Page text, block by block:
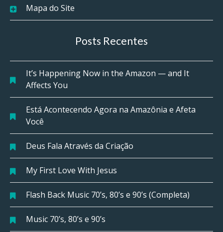
Mapa do Site
Posts Recentes
It’s Happening Now in the Amazon — and It
Affects You
Está Acontecendo Agora na Amazônia e Afeta
Você
Deus Fala Através da Criação
My First Love With Jesus
Flash Back Music 70’s, 80’s e 90’s (Completa)
Music 70’s, 80’s e 90’s